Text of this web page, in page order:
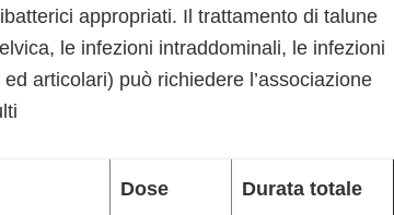
appropriati. Il trattamento di talune
le infezioni intraddominali, le infezioni
articolari) può richiedere l’associazione
Dose
Durata totale